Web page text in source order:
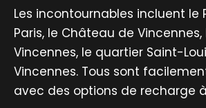
Les incontournables incluent le
Paris, le Château de Vincennes,
Vincennes, le quartier Saint-
Vincennes. Tous sont
avec des options de recharge